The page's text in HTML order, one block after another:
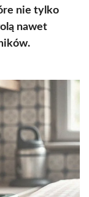
nie tylko
nawet